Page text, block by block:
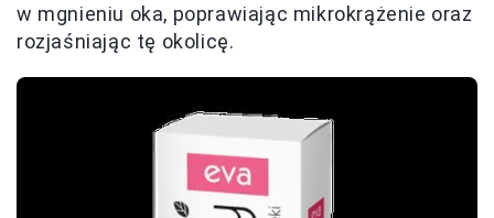
w mgnieniu oka, poprawiając mikrokrążenie oraz
rozjaśniając tę okolicę.